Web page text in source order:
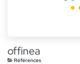
offinea
Références